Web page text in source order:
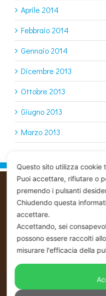
Aprile 2014
Febbraio 2014
Gennaio 2014
Dicembre 2013
Ottobre 2013
Giugno 2013
Marzo 2013
Linea
REG.IMP.
REA FC NUM 143288
Questo sito utilizza cookie
Puoi accettare, rifiutare o
premendo i pulsanti
Chiudendo questa
accettare.
Accettando, sei
possono essere raccolti
misurare l'efficacia della